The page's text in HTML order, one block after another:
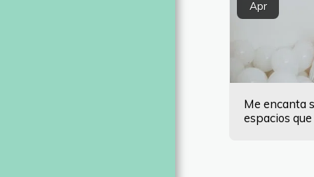
Apr
Me encanta
espacios